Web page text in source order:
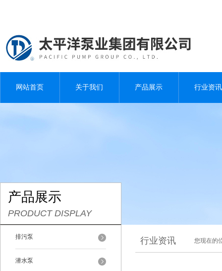
网站首页 关于我们 产品展示 行业资讯
产品展示
PRODUCT DISPLAY
排污泵
潜水泵
行业资讯 您现在的